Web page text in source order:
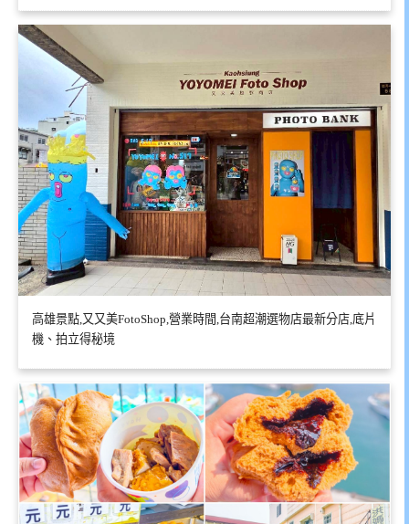
高雄景點,又又美FotoShop,營業時間,台南超潮選物店最新分店,底片
機、拍立得秘境